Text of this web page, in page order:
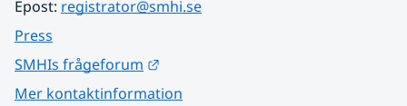
Epost: registrator@smhi.se
Press
SMHIs frågeforum
Mer kontaktinformation